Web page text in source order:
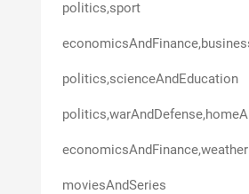
politics,sport
politics,scienceAndEducation
economicsAndFinance,weather
moviesAndSeries